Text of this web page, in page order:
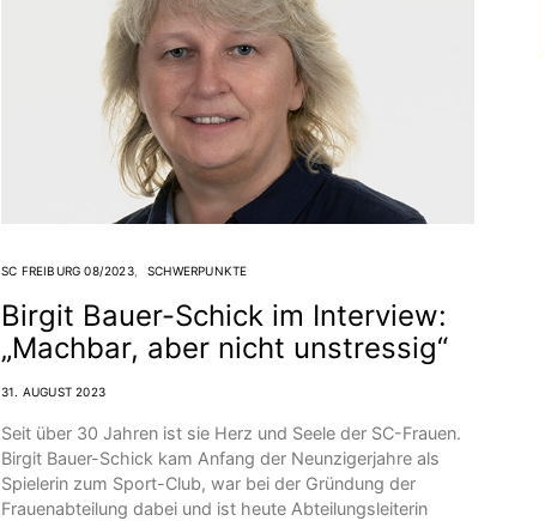
SC FREIBURG 08/2023 SCHWERPUNKTE
Birgit Bauer-Schick im Interview:
„Machbar, aber nicht unstressig“
31. AUGUST 2023
Seit über 30 Jahren ist sie Herz und Seele der SC-Frauen.
Birgit Bauer-Schick kam Anfang der Neunzigerjahre als
Spielerin zum Sport-Club, war bei der Gründung der
Frauenabteilung dabei und ist heute Abteilungsleiterin